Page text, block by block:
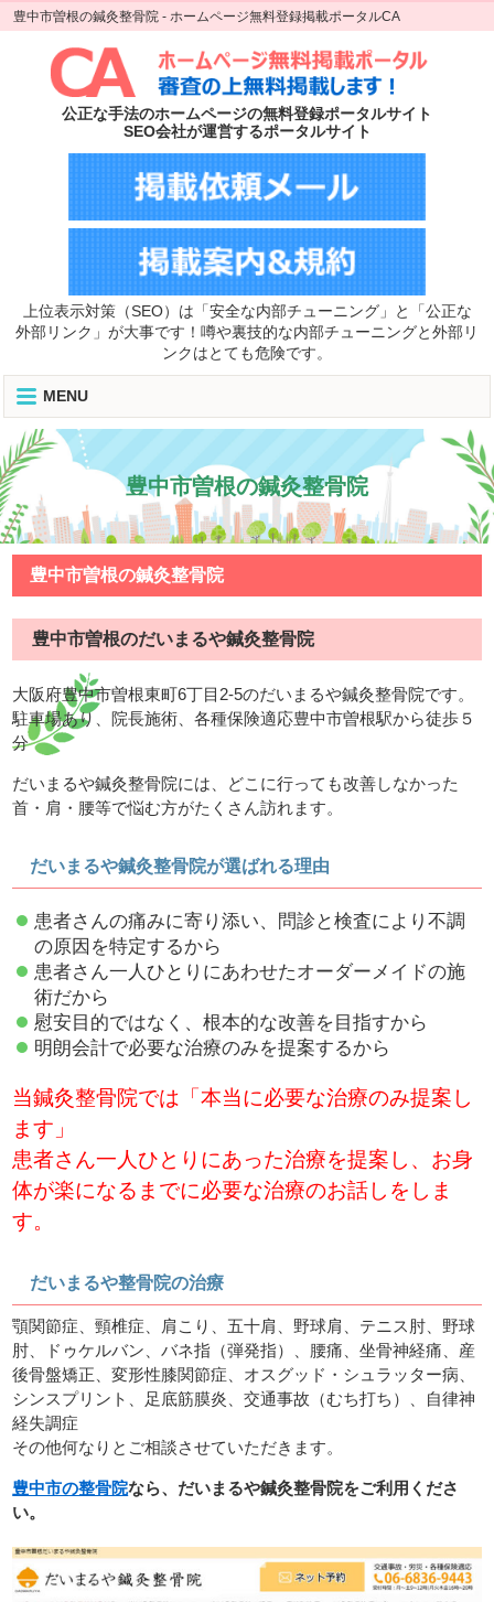
豊中市曽根の鍼灸整骨院 - ホームページ無料登録掲載ポータルCA
公正な手法のホームページの無料登録ポータルサイト
SEO会社が運営するポータルサイト
上位表示対策（SEO）は「安全な内部チューニング」と「公正な
外部リンク」が大事です！噂や裏技的な内部チューニングと外部リ
ンクはとても危険です。
MENU
豊中市曽根の鍼灸整骨院
豊中市曽根の鍼灸整骨院
豊中市曽根のだいまるや鍼灸整骨院
大阪府豊中市曽根東町6丁目2-5のだいまるや鍼灸整骨院です。
駐車場あり、院長施術、各種保険適応豊中市曽根駅から徒歩５
分
だいまるや鍼灸整骨院には、どこに行っても改善しなかった
首・肩・腰等で悩む方がたくさん訪れます。
だいまるや鍼灸整骨院が選ばれる理由
患者さんの痛みに寄り添い、問診と検査により不調
の原因を特定するから
患者さん一人ひとりにあわせたオーダーメイドの施
術だから
慰安目的ではなく、根本的な改善を目指すから
明朗会計で必要な治療のみを提案するから
当鍼灸整骨院では「本当に必要な治療のみ提案し
ます」
患者さん一人ひとりにあった治療を提案し、お身
体が楽になるまでに必要な治療のお話しをしま
す。
だいまるや整骨院の治療
顎関節症、頸椎症、肩こり、五十肩、野球肩、テニス肘、野球
肘、ドゥケルバン、バネ指（弾発指）、腰痛、坐骨神経痛、産
後骨盤矯正、変形性膝関節症、オスグッド・シュラッター病、
シンスプリント、足底筋膜炎、交通事故（むち打ち）、自律神
経失調症
その他何なりとご相談させていただきます。
豊中市の整骨院なら、だいまるや鍼灸整骨院をご利用くださ
い。